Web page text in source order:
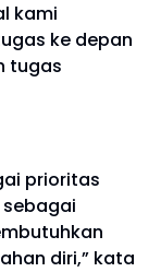
kami
ke depan
tugas
prioritas
diri,” kata